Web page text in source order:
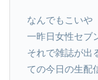
なんでもこいや
一昨日女性セブ
それで雑誌が出
ての今日の生配